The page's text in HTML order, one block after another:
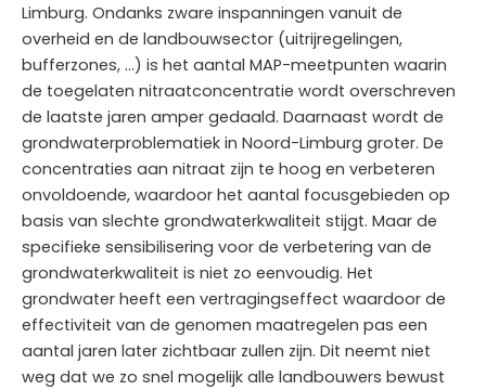
Limburg. Ondanks zware inspanningen vanuit de
overheid en de landbouwsector (uitrijregelingen,
bufferzones, …) is het aantal MAP-meetpunten waarin
de toegelaten nitraatconcentratie wordt overschreven
de laatste jaren amper gedaald. Daarnaast wordt de
grondwaterproblematiek in Noord-Limburg groter. De
concentraties aan nitraat zijn te hoog en verbeteren
onvoldoende, waardoor het aantal focusgebieden op
basis van slechte grondwaterkwaliteit stijgt. Maar de
specifieke sensibilisering voor de verbetering van de
grondwaterkwaliteit is niet zo eenvoudig. Het
grondwater heeft een vertragingseffect waardoor de
effectiviteit van de genomen maatregelen pas een
aantal jaren later zichtbaar zullen zijn. Dit neemt niet
weg dat we zo snel mogelijk alle landbouwers bewust